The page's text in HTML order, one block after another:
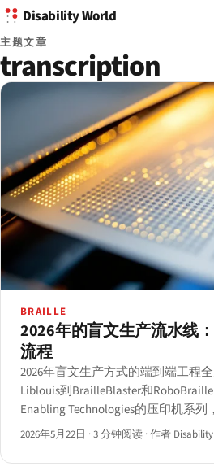
Disability World
主题文章
transcription
BRAILLE
2026年的盲文生产流水线
流程
2026年盲文生产方式的端到端工程
Liblouis到BrailleBlaster和
Enabling Technologies的压印机系
档到纸张的完整工作流程。
2026年5月22日 ·3 分钟阅读 ·作者